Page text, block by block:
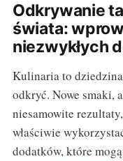
Odkrywanie
świata:
niezwykłych
Kulinaria to
odkryć. Nowe smaki,
niesamowite
właściwie
dodatków, które